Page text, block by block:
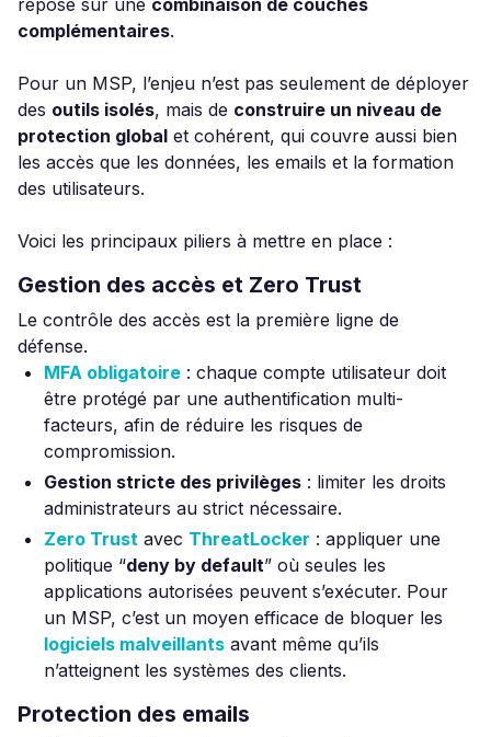
repose sur une combinaison de couches
complémentaires.
Pour un MSP, l’enjeu n’est pas seulement de déployer
des outils isolés, mais de construire un niveau de
protection global et cohérent, qui couvre aussi bien
les accès que les données, les emails et la formation
des utilisateurs.
Voici les principaux piliers à mettre en place :
Gestion des accès et Zero Trust
Le contrôle des accès est la première ligne de
défense.
MFA obligatoire : chaque compte utilisateur doit
être protégé par une authentification multi-
facteurs, afin de réduire les risques de
compromission.
Gestion stricte des privilèges : limiter les droits
administrateurs au strict nécessaire.
Zero Trust avec ThreatLocker : appliquer une
politique “deny by default” où seules les
applications autorisées peuvent s’exécuter. Pour
un MSP, c’est un moyen efficace de bloquer les
logiciels malveillants avant même qu’ils
n’atteignent les systèmes des clients.
Protection des emails